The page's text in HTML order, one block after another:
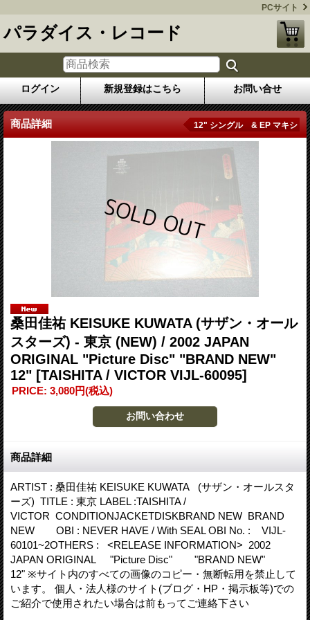
PCサイト
パラダイス・レコード
ログイン 新規登録はこちら お問い合せ
商品詳細 12" シングル & EP マキシ
桑田佳祐 KEISUKE KUWATA (サザン・オール
スターズ) - 東京 (NEW) / 2002 JAPAN
ORIGINAL "Picture Disc" "BRAND NEW"
12" [TAISHITA / VICTOR VIJL-60095]
PRICE: 3,080円(税込)
商品詳細
ARTIST : 桑田佳祐 KEISUKE KUWATA (サザン・オールスタ
ーズ) TITLE : 東京 LABEL :TAISHITA /
VICTOR CONDITIONJACKETDISKBRAND NEW BRAND
NEW OBI : NEVER HAVE / With SEAL OBI No. : VIJL-
60101~2OTHERS : <RELEASE INFORMATION> 2002
JAPAN ORIGINAL "Picture Disc" "BRAND NEW"
12" ※サイト内のすべての画像のコピー・無断転用を禁止して
います。 個人・法人様のサイト(ブログ・HP・掲示板等)での
ご紹介で使用されたい場合は前もってご連絡下さい